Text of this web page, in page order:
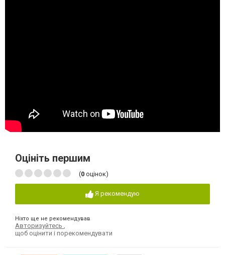
Оцініть першим
(0 оцінок)
Я рекомендую
Ніхто ще не рекомендував
Авторизуйтесь
щоб оцінити і порекомендувати